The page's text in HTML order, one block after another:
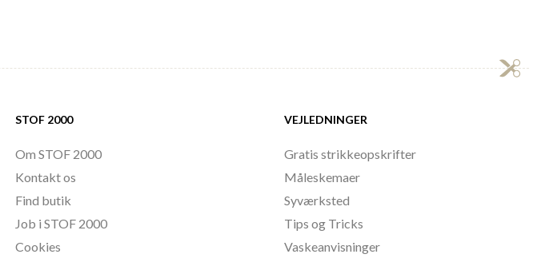
STOF 2000
Om STOF 2000
Kontakt os
Find butik
Job i STOF 2000
Cookies
VEJLEDNINGER
Gratis strikkeopskrifter
Måleskemaer
Syværksted
Tips og Tricks
Vaskeanvisninger